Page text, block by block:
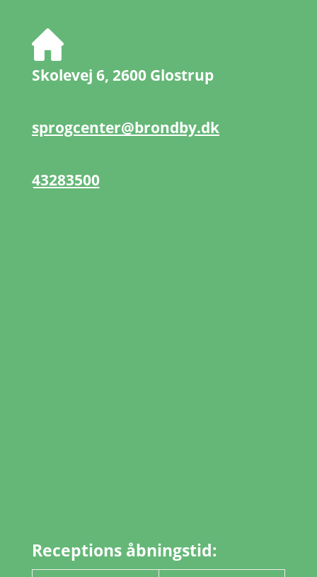
Skolevej 6, 2600 Glostrup
sprogcenter@brondby.dk
43283500
Receptions åbningstid: